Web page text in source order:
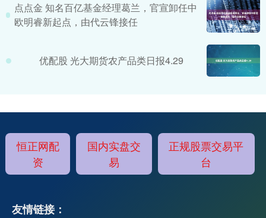
点点金 知名百亿基金经理葛兰，官宣卸任中
欧明睿新起点，由代云锋接任
优配股 光大期货农产品类日报4.29
恒正网配
资
国内实盘交
易
正规股票交易平
台
友情链接：